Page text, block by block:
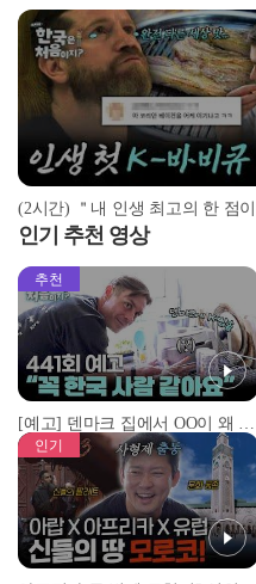
인기 추천 영상
추천
[예고] 덴마크 집에서 OO이 왜 나와...? 이상할 정도로 한국을 사랑하는 우리 형을 제보합니다!
인기